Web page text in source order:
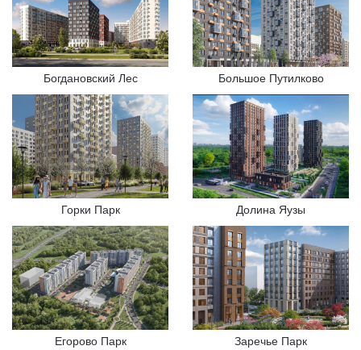
Богдановский Лес Большое Путилково
Горки Парк Долина Яузы
Егорово Парк Заречье Парк